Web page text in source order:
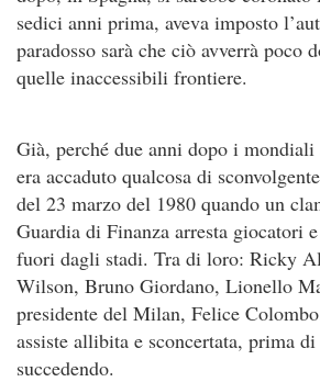
sedici anni prima, aveva imposto
paradosso sarà che ciò avverrà poco
quelle inaccessibili frontiere.
Già, perché due anni dopo i
era accaduto qualcosa di
del 23 marzo del 1980 quando un
Guardia di Finanza arresta giocatori
fuori dagli stadi. Tra di loro: Ricky
Wilson, Bruno Giordano, Lionello
presidente del Milan, Felice
assiste allibita e sconcertata, prima
succedendo.